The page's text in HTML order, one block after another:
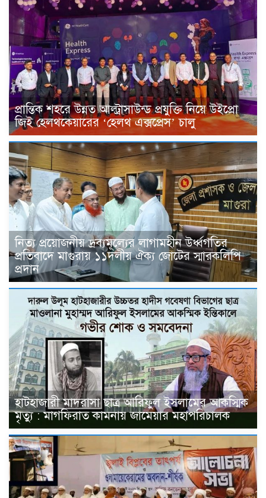
প্রান্তিক শহরে উন্নত আল্ট্রাসাউন্ড প্রযুক্তি নিয়ে উইপ্রো
জিই হেলথকেয়ারের ‘হেলথ এক্সপ্রেস’ চালু
নিত্য প্রয়োজনীয় দ্রব্যমূল্যের লাগামহীন উর্ধ্বগতির
প্রতিবাদে মাগুরায় ১১দলীয় ঐক্য জোটের স্মারকলিপি
প্রদান
হাটহাজারী মাদরাসা ছাত্র আরিফুল ইসলামের আকস্মিক
মৃত্যু : মাগফিরাত কামনায় জামেয়ার মহাপরিচালক